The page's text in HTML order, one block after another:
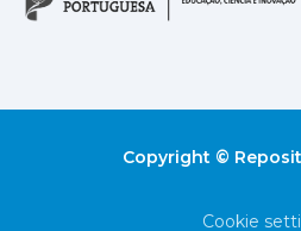
Copyright ©
Cookie